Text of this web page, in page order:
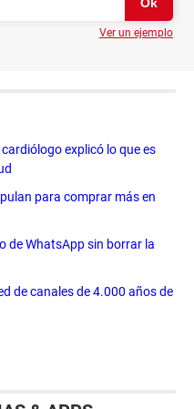
Ver un ejemplo
explicó lo que es
para comprar más en
de WhatsApp sin borrar la
de canales de 4.000 años de